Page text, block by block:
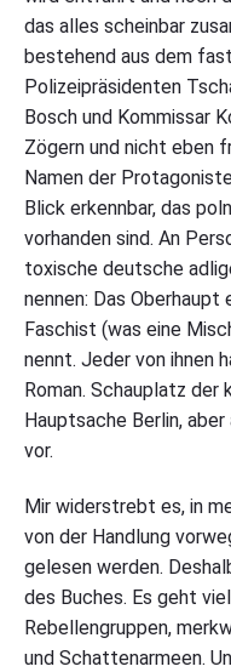
das alles scheinbar
bestehend aus dem
Polizeipräsidenten
Bosch und Kommissar
Zögern und nicht eben
Namen der
Blick erkennbar, das
vorhanden sind. An
toxische deutsche
nennen: Das Oberhaupt
Faschist (was eine
nennt. Jeder von ihnen
Roman. Schauplatz der
Hauptsache Berlin,
vor.
Mir widerstrebt es, in
von der Handlung
gelesen werden.
des Buches. Es geht
Rebellengruppen,
und Schattenarmeen.